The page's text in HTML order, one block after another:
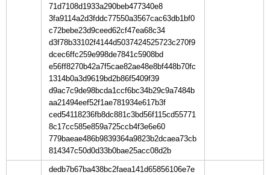
71d7108d1933a290beb477340e8
3fa9114a2d3fddc77550a3567cac63db1bf0
c72bebe23d9ceed62cf47ea68c34
d3f78b33102f4144d5037424525723c270f9
dcec6ffc259e998de7841c5908bd
e56ff8270b42a7f5cae82ae48e8bf448b70fc
1314b0a3d9619bd2b86f5409f39
d9ac7c9de98bcda1ccf6bc34b29c9a7484b
aa21494eef52f1ae781934e617b3f
ced54118236fb8dc881c3bd56f115cd55771
8c17cc585e859a725ccb4f3e6e60
779baeae486b9839364a9823b2dcaea73cb
814347c50d0d33b0bae25acc08d2b
dedb7b67ba438bc2faea141d65856106e7e